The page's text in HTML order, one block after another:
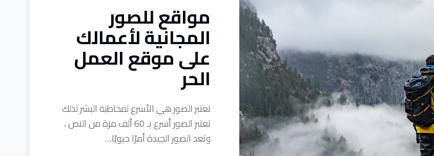
مواقع للصور
المجانية لأعمالك
على موقع العمل
الحر
تعتبر الصور هي الأسرع لمخاطبة البشر لذلك
تعتبر الصور أسرع بـ 60 ألف مرة من النص ،
وتعد الصور الجيدة أمرًا حيويًا…